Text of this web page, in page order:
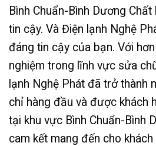
Bình Chuẩn-Bình Dương
tin cậy. Và Điện lạnh Nghệ
đáng tin cậy của bạn. Với
nghiệm trong lĩnh vực sửa
lạnh Nghệ Phát đã trở thành
chỉ hàng đầu và được khách
tại khu vực Bình Chuẩn-Bình
cam kết mang đến cho